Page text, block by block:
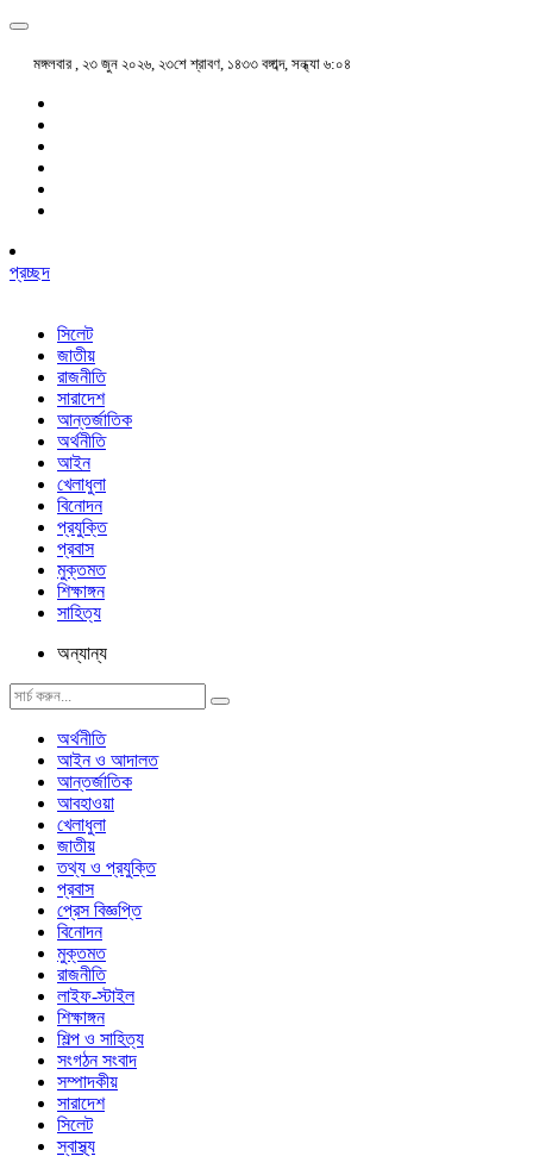
মঙ্গলবার , ২৩ জুন ২০২৬, ২৩শে শ্রাবণ, ১৪৩৩ বঙ্গাব্দ, সন্ধ্যা ৬:০৪
প্রচ্ছদ
সিলেট
জাতীয়
রাজনীতি
সারাদেশ
আন্তর্জাতিক
অর্থনীতি
আইন
খেলাধুলা
বিনোদন
প্রযুক্তি
প্রবাস
মুক্তমত
শিক্ষাঙ্গন
সাহিত্য
অন্যান্য
অর্থনীতি
আইন ও আদালত
আন্তর্জাতিক
আবহাওয়া
খেলাধুলা
জাতীয়
তথ্য ও প্রযুক্তি
প্রবাস
প্রেস বিজ্ঞপ্তি
বিনোদন
মুক্তমত
রাজনীতি
লাইফ-স্টাইল
শিক্ষাঙ্গন
শিল্প ও সাহিত্য
সংগঠন সংবাদ
সম্পাদকীয়
সারাদেশ
সিলেট
স্বাস্থ্য